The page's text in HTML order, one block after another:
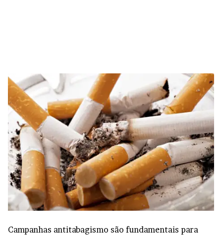
Campanhas antitabagismo são fundamentais para